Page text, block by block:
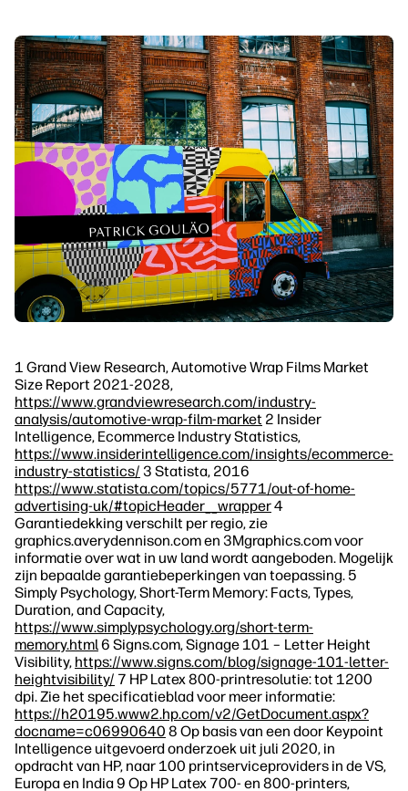
1 Grand View Research, Automotive Wrap Films Market
Size Report 2021-2028,
https://www.grandviewresearch.com/industry-
analysis/automotive-wrap-film-market 2 Insider
Intelligence, Ecommerce Industry Statistics,
https://www.insiderintelligence.com/insights/ecommerce-
industry-statistics/ 3 Statista, 2016
https://www.statista.com/topics/5771/out-of-home-
advertising-uk/#topicHeader__wrapper4
Garantiedekking verschilt per regio, zie
graphics.averydennison.com en 3Mgraphics.com voor
informatie over wat in uw land wordt aangeboden. Mogelijk
zijn bepaalde garantiebeperkingen van toepassing. 5
Simply Psychology, Short-Term Memory: Facts, Types,
Duration, and Capacity,
https://www.simplypsychology.org/short-term-
memory.html6 Signs.com, Signage 101 – Letter Height
Visibility, https://www.signs.com/blog/signage-101-letter-
heightvisibility/ 7 HP Latex 800-printresolutie: tot 1200
dpi. Zie het specificatieblad voor meer informatie:
https://h20195.www2.hp.com/v2/GetDocument.aspx?
docname=c06990640 8 Op basis van een door Keypoint
Intelligence uitgevoerd onderzoek uit juli 2020, in
opdracht van HP, naar 100 printserviceproviders in de VS,
Europa en India 9 Op HP Latex 700- en 800-printers,